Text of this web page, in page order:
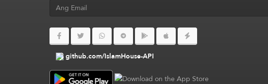
github.com/IslamHouse-API